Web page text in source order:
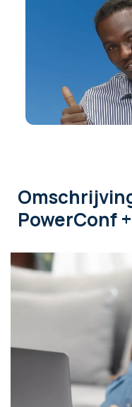
PowerConf